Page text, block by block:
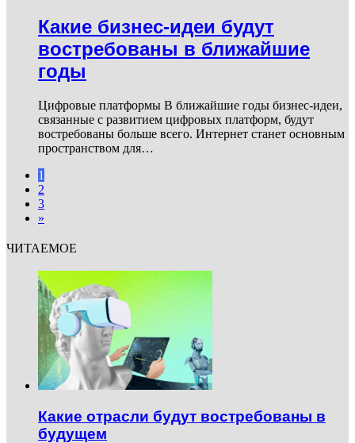
Какие бизнес-идеи будут
востребованы в ближайшие
годы
Цифровые платформы В ближайшие годы бизнес-идеи,
связанные с развитием цифровых платформ, будут
востребованы больше всего. Интернет станет основным
пространством для…
1
2
3
»
ЧИТАЕМОЕ
Какие отрасли будут востребованы в
будущем